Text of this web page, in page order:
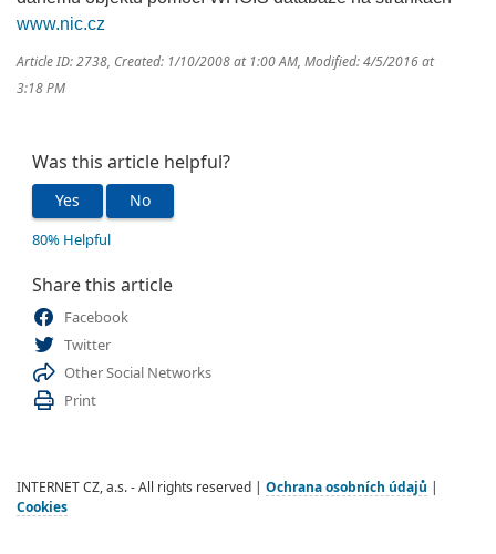
www.nic.cz
Article ID: 2738, Created: 1/10/2008 at 1:00 AM, Modified: 4/5/2016 at
3:18 PM
Was this article helpful?
Yes No
80% Helpful
Share this article
Facebook
Twitter
Other Social Networks
Print
INTERNET CZ, a.s. - All rights reserved | Ochrana osobních údajů
Cookies